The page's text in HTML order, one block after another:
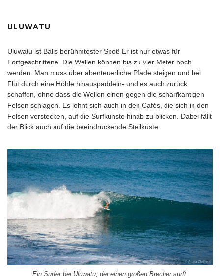
ULUWATU
Uluwatu ist Balis berühmtester Spot! Er ist nur etwas für
Fortgeschrittene. Die Wellen können bis zu vier Meter hoch
werden. Man muss über abenteuerliche Pfade steigen und bei
Flut durch eine Höhle hinauspaddeln- und es auch zurück
schaffen, ohne dass die Wellen einen gegen die scharfkantigen
Felsen schlagen. Es lohnt sich auch in den Cafés, die sich in den
Felsen verstecken, auf die Surfkünste hinab zu blicken. Dabei fällt
der Blick auch auf die beeindruckende Steilküste.
Ein Surfer bei Uluwatu, der einen großen Brecher surft.